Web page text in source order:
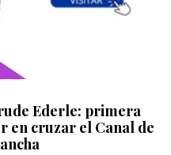
Ederle: primera
en cruzar el Canal de